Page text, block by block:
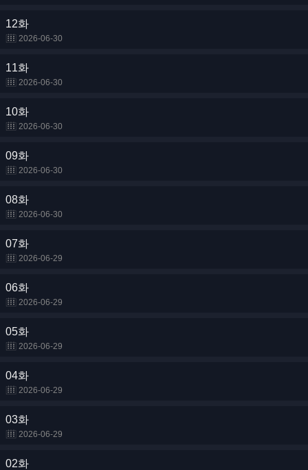
12화
2026-06-30
11화
2026-06-30
10화
2026-06-30
09화
2026-06-30
08화
2026-06-30
07화
2026-06-29
06화
2026-06-29
05화
2026-06-29
04화
2026-06-29
03화
2026-06-29
02화